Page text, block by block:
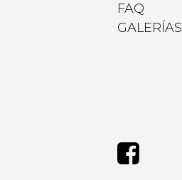
FAQ
GALERÍAS